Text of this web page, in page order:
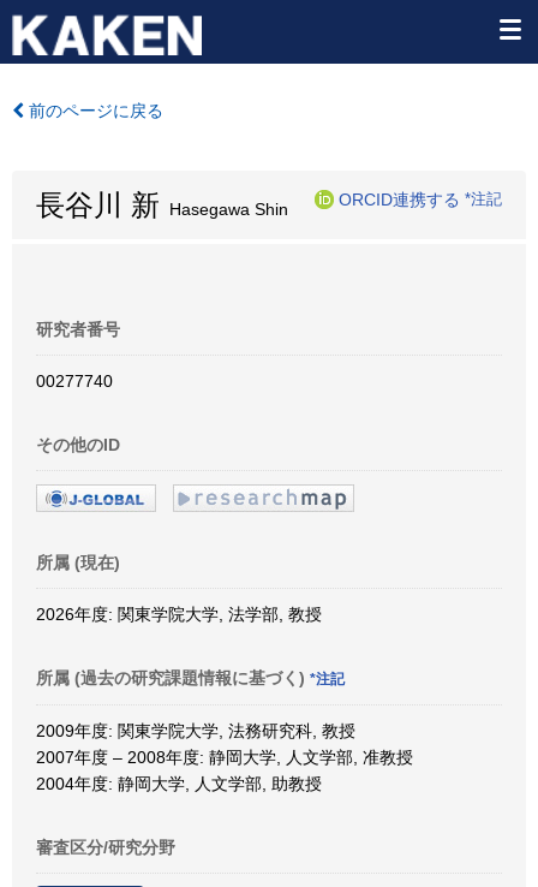
前のページに戻る
長谷川 新 Hasegawa Shin
ORCID連携する *注記
研究者番号
00277740
その他のID
所属 (現在)
2026年度: 関東学院大学, 法学部, 教授
所属 (過去の研究課題情報に基づく) *注記
2009年度: 関東学院大学, 法務研究科, 教授
2007年度 – 2008年度: 静岡大学, 人文学部, 准教授
2004年度: 静岡大学, 人文学部, 助教授
審査区分/研究分野